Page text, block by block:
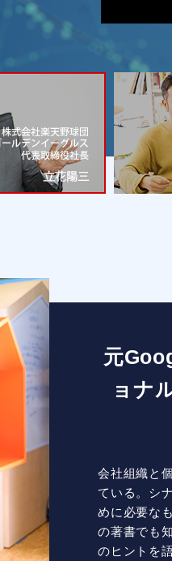
元
ョナ
会社組織と
ている。シ
めに必要な
の著書でも
のヒントを語